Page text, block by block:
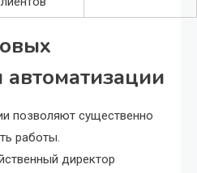
автоматизации
позволяют существенно
работы.
директор